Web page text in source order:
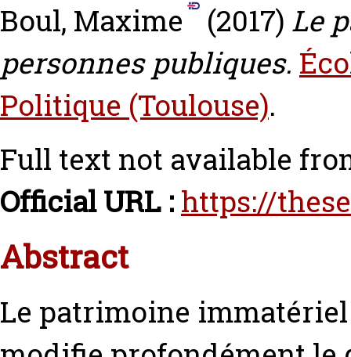
Boul, Maxime (2017) Le
personnes publiques.
Politique (Toulouse).
Full text not available
Official URL : https://
Abstract
Le patrimoine